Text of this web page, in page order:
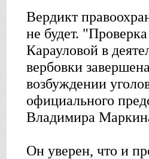
Вердикт
не будет.
Карауловой в
вербовки
возбуждении
официального
Владимира
Он уверен, что и